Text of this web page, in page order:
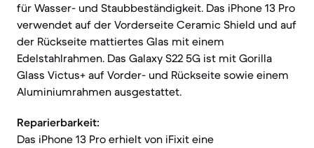
für Wasser- und Staubbeständigkeit. Das iPhone 13 Pro
verwendet auf der Vorderseite Ceramic Shield und auf
der Rückseite mattiertes Glas mit einem
Edelstahlrahmen. Das Galaxy S22 5G ist mit Gorilla
Glass Victus+ auf Vorder- und Rückseite sowie einem
Aluminiumrahmen ausgestattet.
Reparierbarkeit:
Das iPhone 13 Pro erhielt von iFixit eine